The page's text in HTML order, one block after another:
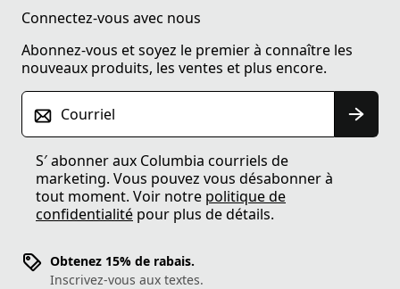
Connectez-vous avec nous
Abonnez-vous et soyez le premier à connaître les
nouveaux produits, les ventes et plus encore.
Courriel
S′ abonner aux Columbia courriels de
marketing. Vous pouvez vous désabonner à
tout moment. Voir notre politique de
confidentialité pour plus de détails.
Obtenez 15% de rabais.
Inscrivez-vous aux textes.